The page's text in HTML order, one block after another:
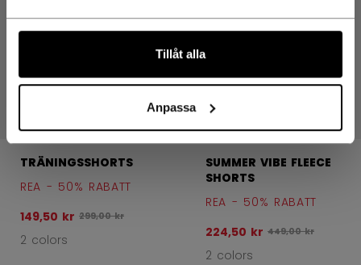
Tillåt alla
Anpassa
TRÄNINGSSHORTS
REA - 50% RABATT
149,50 kr Ursprungligt pris före rabatt var
299,00 kr
2 colors
SUMMER VIBE FLEECE
SHORTS
REA - 50% RABATT
224,50 kr Ursprungligt pris
449,00 kr
2 colors